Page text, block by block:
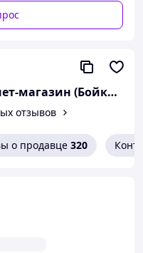
от
оттенком цвета
BoykoShop интернет-магазин (Бойко шоп)
отзывов
о продавце 320